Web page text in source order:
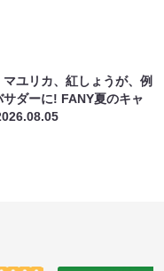
マユリカ、紅しょうが、例
サダーに! FANY夏のキャ